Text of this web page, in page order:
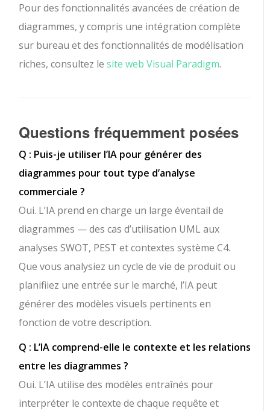
Pour des fonctionnalités avancées de création de
diagrammes, y compris une intégration complète
sur bureau et des fonctionnalités de modélisation
riches, consultez lesite web Visual Paradigm.
Questions fréquemment posées
Q : Puis-je utiliser l’IA pour générer des
diagrammes pour tout type d’analyse
commerciale ?
Oui. L’IA prend en charge un large éventail de
diagrammes — des cas d’utilisation UML aux
analyses SWOT, PEST et contextes système C4.
Que vous analysiez un cycle de vie de produit ou
planifiiez une entrée sur le marché, l’IA peut
générer des modèles visuels pertinents en
fonction de votre description.
Q : L’IA comprend-elle le contexte et les relations
entre les diagrammes ?
Oui. L’IA utilise des modèles entraînés pour
interpréter le contexte de chaque requête et